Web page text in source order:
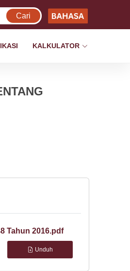
KALKULATOR
Tahun 2016.pdf
Unduh